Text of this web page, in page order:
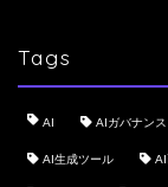
Tags
AI AIガバナンス
AI生成ツール AI